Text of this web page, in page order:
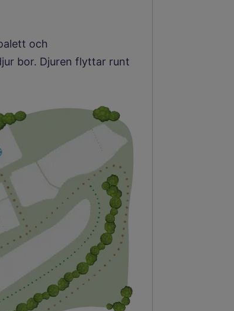
och
bor. Djuren flyttar runt